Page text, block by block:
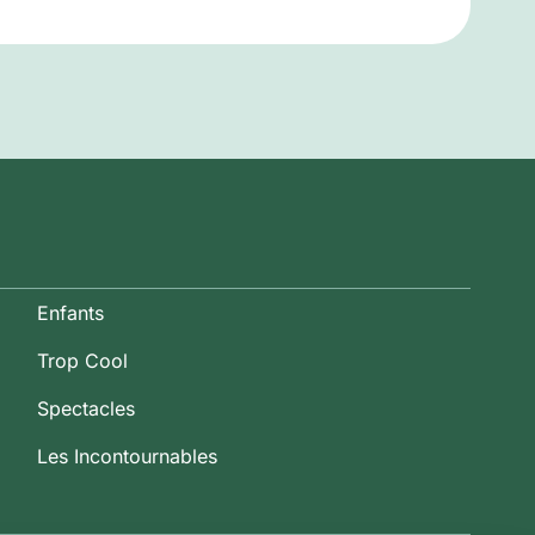
Enfants
Trop Cool
Spectacles
Les Incontournables